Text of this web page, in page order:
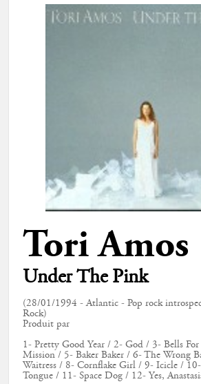
Tori Amos
Under The Pink
(28/01/1994 - Atlantic - Pop rock
Rock)
Produit par
1- Pretty Good Year / 2- God / 3- Bells
Mission / 5- Baker Baker / 6- The Wrong
Waitress / 8- Cornflake Girl / 9- Icicle /
Tongue / 11- Space Dog / 12- Yes,